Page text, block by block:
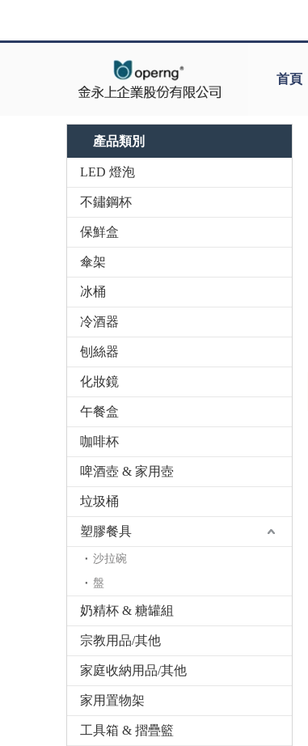
首頁
產品類別
LED 燈泡
不鏽鋼杯
保鮮盒
傘架
冰桶
冷酒器
刨絲器
化妝鏡
午餐盒
咖啡杯
啤酒壺 & 家用壺
垃圾桶
塑膠餐具
沙拉碗
盤
奶精杯 & 糖罐組
宗教用品/其他
家庭收納用品/其他
家用置物架
工具箱 & 摺疊籃